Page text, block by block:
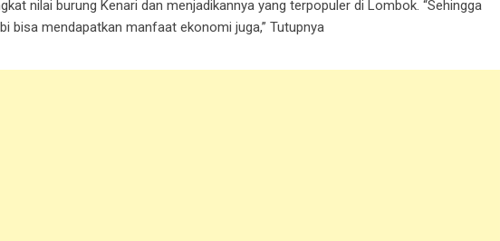
nilai burung Kenari dan menjadikannya yang terpopuler di Lombok. “Sehingga
bisa mendapatkan manfaat ekonomi juga,” Tutupnya